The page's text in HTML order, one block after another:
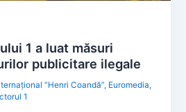
1 a luat măsuri
publicitare ilegale
“Henri Coandă”, Euromedia,
1